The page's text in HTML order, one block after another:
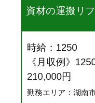
資材の運搬リ
時給：1250
《月収例》
210,000円
勤務エリア：湖南